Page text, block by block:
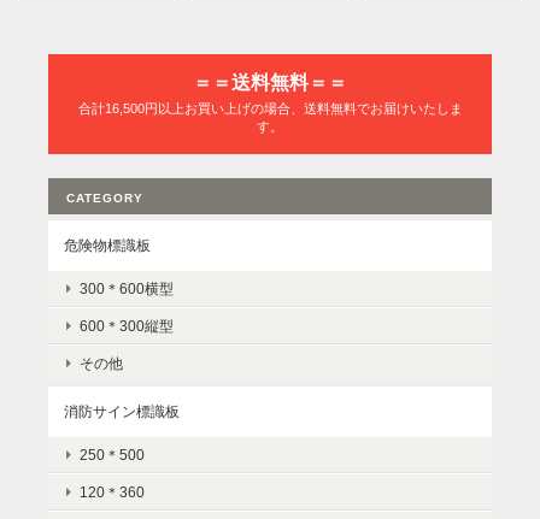
＝＝送料無料＝＝
合計16,500円以上お買い上げの場合、送料無料でお届けいたしま
す。
CATEGORY
危険物標識板
300＊600横型
600＊300縦型
その他
消防サイン標識板
250＊500
120＊360